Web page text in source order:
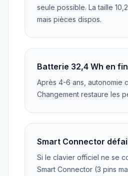
seule possible. La taille
mais pièces dispos.
Batterie 32,4 Wh en
Après 4-6 ans, autonomie
Changement restaure les
Smart Connector
Si le clavier officiel ne se
Smart Connector (3 pins